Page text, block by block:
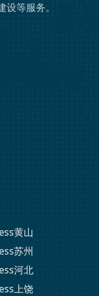
等服务。
黄山
苏州
河北
上饶